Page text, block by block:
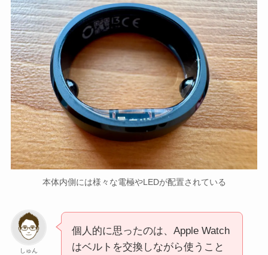
本体内側には様々な電極やLEDが配置されている
しゅん
個人的に思ったのは、Apple Watch
はベルトを交換しながら使うこと